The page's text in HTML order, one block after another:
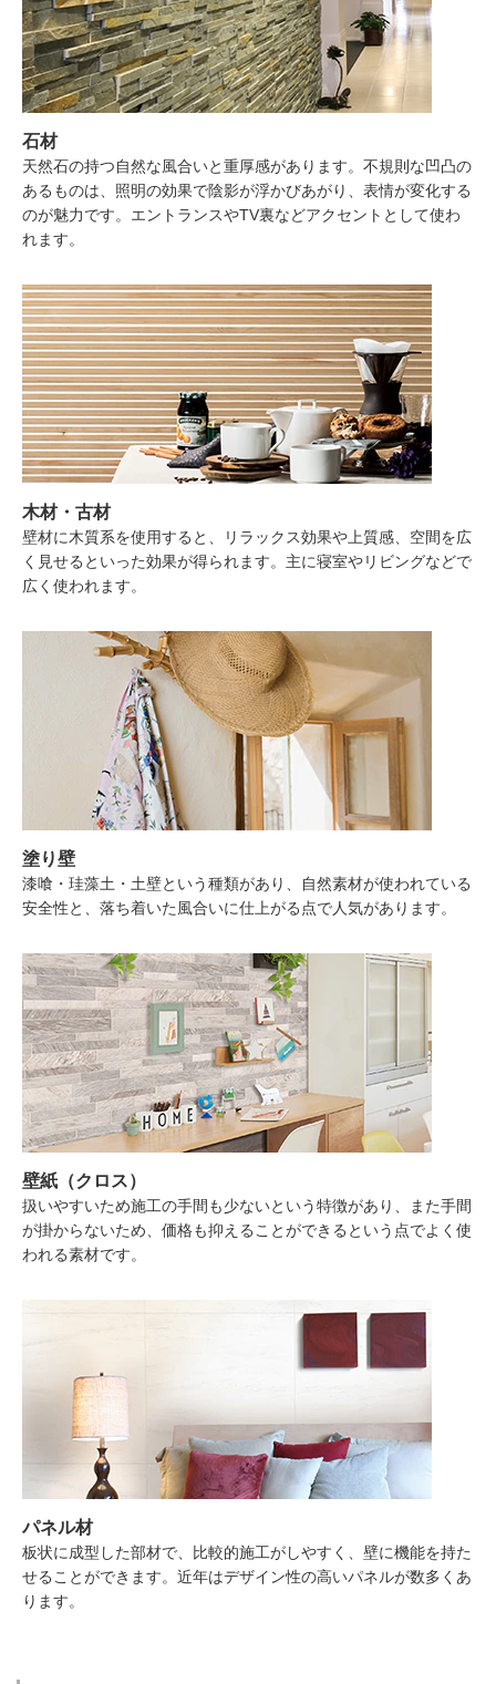
石材
天然石の持つ自然な風合いと重厚感があります。不規則な凹凸の
あるものは、照明の効果で陰影が浮かびあがり、表情が変化する
のが魅力です。エントランスやTV裏などアクセントとして使わ
れます。
木材・古材
壁材に木質系を使用すると、リラックス効果や上質感、空間を広
く見せるといった効果が得られます。主に寝室やリビングなどで
広く使われます。
塗り壁
漆喰・珪藻土・土壁という種類があり、自然素材が使われている
安全性と、落ち着いた風合いに仕上がる点で人気があります。
壁紙（クロス）
扱いやすいため施工の手間も少ないという特徴があり、また手間
が掛からないため、価格も抑えることができるという点でよく使
われる素材です。
パネル材
板状に成型した部材で、比較的施工がしやすく、壁に機能を持た
せることができます。近年はデザイン性の高いパネルが数多くあ
ります。